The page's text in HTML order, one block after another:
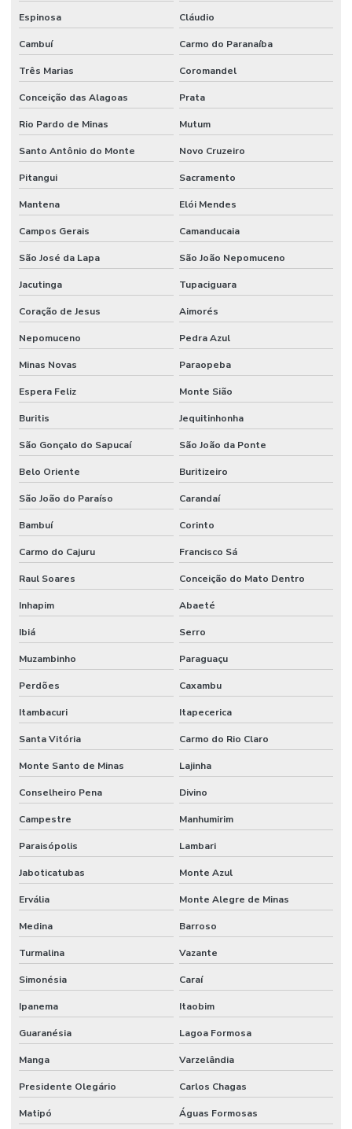
Manutenção Preventiva De Edificações
Manutenção Preventiva De Sistemas Mecânicos
Manutenção Preventiva E Corretiva
Manutenção Preventiva E Gestão De Ativos
Manutenção Preventiva E Lubrificação
Manutenção Preventiva E Segurança
Manutenção Preventiva Industrial
Manutenção preventiva industrial
Manutenção Preventiva Para Equipamentos Pesados
Manutenção Preventiva Para Indústrias
Manutenção Preventiva Para Máquinas
Manutenção de redes elétricas industriais
Manutenção de sistemas de ar condicionado
Manutenção de sistemas de climatização comercial
Manutenção de sistemas de climatização predial
Manutenção de sistemas elétricos corporativos
Manutenção de sistemas elétricos industriais
Mão de obra facilities
Mão de obra de limpeza terceirizada
Mão de obra técnica terceirizada
Mão de obra temporária e terceirização
Mecânico terceirizado
Melhorias Em Sistemas Elétricos
Monitoramento De Condições Operacionais
Orçamento manutenção industrial
Orçamento de manutenção preventiva
Planejamento De Manutenção Preventiva
Planos De Manutenção Preventiva Para Indústrias
Planos de manutenção preventiva
Prevenção De Falhas Em Equipamentos
Profissional de limpeza industrial
Espinosa Cláudio
Cambuí Carmo do Paranaíba
Três Marias Coromandel
Conceição das Alagoas Prata
Rio Pardo de Minas Mutum
Santo Antônio do Monte Novo Cruzeiro
Pitangui Sacramento
Mantena Elói Mendes
Campos Gerais Camanducaia
São José da Lapa São João Nepomuceno
Jacutinga Tupaciguara
Coração de Jesus Aimorés
Nepomuceno Pedra Azul
Minas Novas Paraopeba
Espera Feliz Monte Sião
Buritis Jequitinhonha
São Gonçalo do Sapucaí São João da Ponte
Belo Oriente Buritizeiro
São João do Paraíso Carandaí
Bambuí Corinto
Carmo do Cajuru Francisco Sá
Raul Soares Conceição do Mato Dentro
Inhapim Abaeté
Ibiá Serro
Muzambinho Paraguaçu
Perdões Caxambu
Itambacuri Itapecerica
Santa Vitória Carmo do Rio Claro
Monte Santo de Minas Lajinha
Conselheiro Pena Divino
Campestre Manhumirim
Paraisópolis Lambari
Jaboticatubas Monte Azul
Ervália Monte Alegre de Minas
Medina Barroso
Turmalina Vazante
Simonésia Caraí
Ipanema Itaobim
Guaranésia Lagoa Formosa
Manga Varzelândia
Presidente Olegário Carlos Chagas
Matipó Águas Formosas